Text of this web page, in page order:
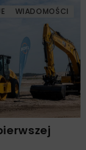
WIADOMOŚCI